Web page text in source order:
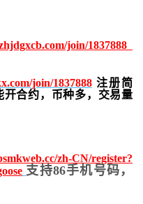
join/1837888
join/1837888注册简
合约， 币种多，交易量
zh-CN/register?
支持86手机号码，